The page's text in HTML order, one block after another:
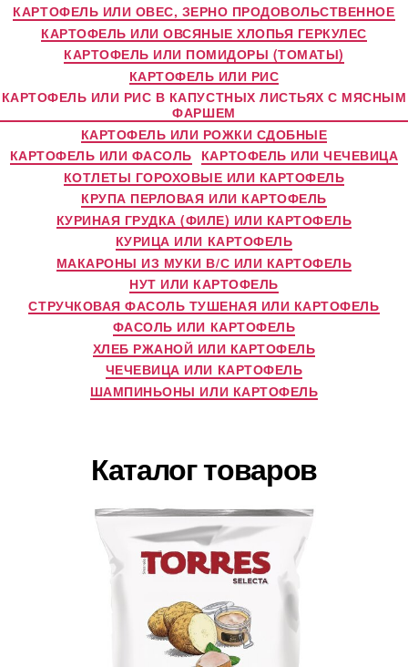
КАРТОФЕЛЬ ИЛИ ОВЕС, ЗЕРНО ПРОДОВОЛЬСТВЕННОЕ
КАРТОФЕЛЬ ИЛИ ОВСЯНЫЕ ХЛОПЬЯ ГЕРКУЛЕС
КАРТОФЕЛЬ ИЛИ ПОМИДОРЫ (ТОМАТЫ)
КАРТОФЕЛЬ ИЛИ РИС
КАРТОФЕЛЬ ИЛИ РИС В КАПУСТНЫХ ЛИСТЬЯХ С МЯСНЫМ
ФАРШЕМ
КАРТОФЕЛЬ ИЛИ РОЖКИ СДОБНЫЕ
КАРТОФЕЛЬ ИЛИ ФАСОЛЬ КАРТОФЕЛЬ ИЛИ ЧЕЧЕВИЦА
КОТЛЕТЫ ГОРОХОВЫЕ ИЛИ КАРТОФЕЛЬ
КРУПА ПЕРЛОВАЯ ИЛИ КАРТОФЕЛЬ
КУРИНАЯ ГРУДКА (ФИЛЕ) ИЛИ КАРТОФЕЛЬ
КУРИЦА ИЛИ КАРТОФЕЛЬ
МАКАРОНЫ ИЗ МУКИ В/С ИЛИ КАРТОФЕЛЬ
НУТ ИЛИ КАРТОФЕЛЬ
СТРУЧКОВАЯ ФАСОЛЬ ТУШЕНАЯ ИЛИ КАРТОФЕЛЬ
ФАСОЛЬ ИЛИ КАРТОФЕЛЬ
ХЛЕБ РЖАНОЙ ИЛИ КАРТОФЕЛЬ
ЧЕЧЕВИЦА ИЛИ КАРТОФЕЛЬ
ШАМПИНЬОНЫ ИЛИ КАРТОФЕЛЬ
Каталог товаров